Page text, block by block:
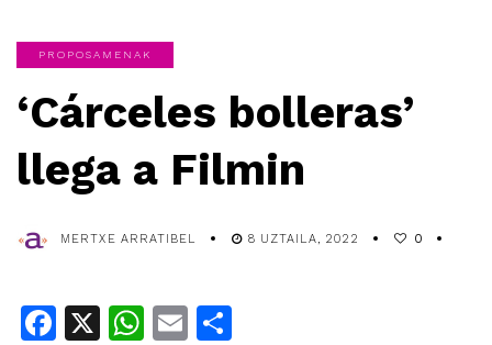
PROPOSAMENAK
‘Cárceles bolleras’
llega a Filmin
MERTXE ARRATIBEL 8 UZTAILA, 2022 0
Facebook
X WhatsApp
Email